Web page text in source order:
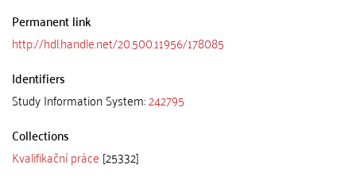
Permanent link
http://hdl.handle.net/20.500.11956/178085
Identifiers
Study Information System:242795
Collections
Kvalifikační práce [25332]